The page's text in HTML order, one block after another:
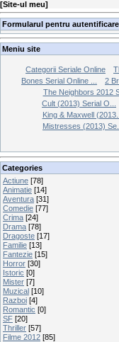
[Site-ul meu]
Formularul pentru autentificare
Meniu site
Categorii Seriale Online
Bones Serial Online ...
2
The Neighbors 2012
Cult (2013) Serial O...
King & Maxwell (2013...
Mistresses (2013) Se...
Categories
Actiune [78]
Animatie [14]
Aventura [31]
Comedie [77]
Crima [24]
Drama [78]
Dragoste [17]
Familie [13]
Fantezie [15]
Horror [30]
Istoric [0]
Mister [7]
Muzical [10]
Razboi [4]
Romantic [0]
SF [20]
Thriller [57]
Filme 2012 [85]